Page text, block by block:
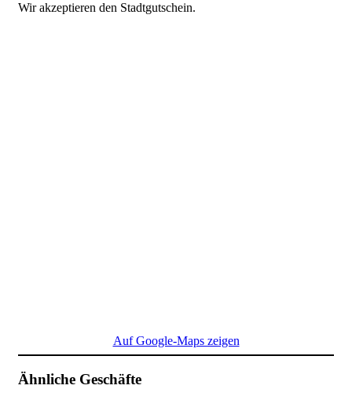
Wir akzeptieren den Stadtgutschein.
Auf Google-Maps zeigen
Ähnliche Geschäfte